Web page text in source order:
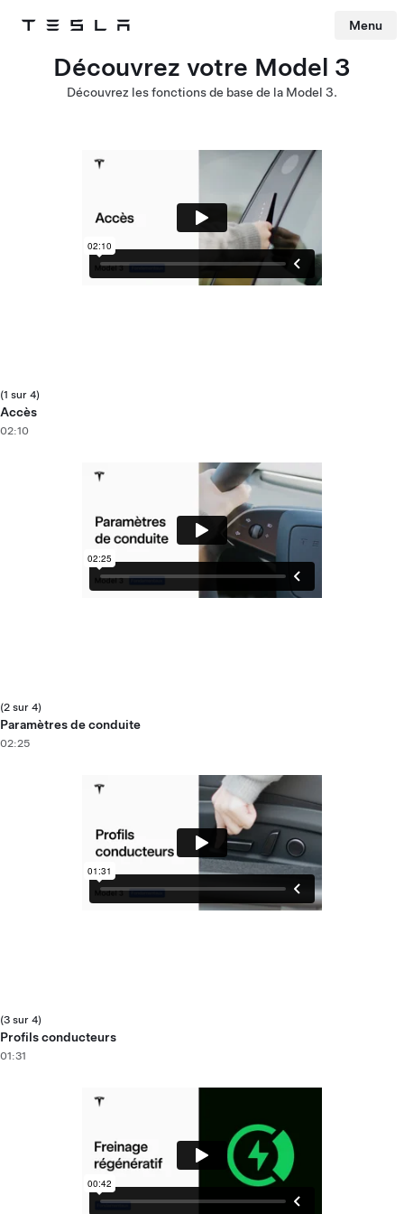
Tesla Menu
Découvrez votre Model 3
Découvrez les fonctions de base de la Model 3.
(1 sur 4)
Accès
02:10
(2 sur 4)
Paramètres de conduite
02:25
(3 sur 4)
Profils conducteurs
01:31